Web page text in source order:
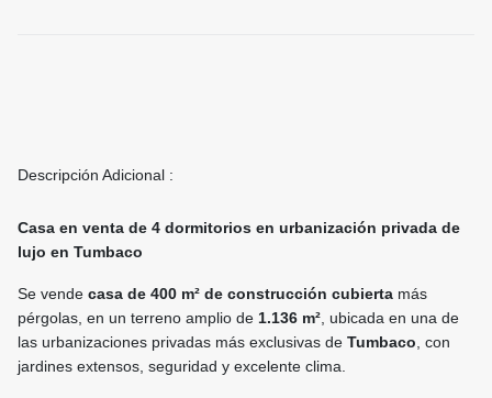
Descripción Adicional :
Casa en venta de 4 dormitorios en urbanización privada de
lujo en Tumbaco
Se vende casa de 400 m² de construcción cubierta más
pérgolas, en un terreno amplio de 1.136 m² , ubicada en una de
las urbanizaciones privadas más exclusivas de Tumbaco , con
jardines extensos, seguridad y excelente clima.